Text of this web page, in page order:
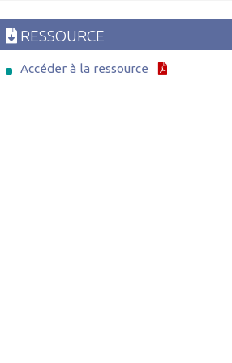
RESSOURCE
Accéder à la ressource